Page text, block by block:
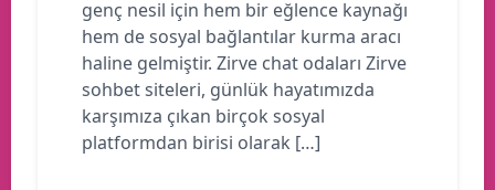
genç nesil için hem bir eğlence kaynağı
hem de sosyal bağlantılar kurma aracı
haline gelmiştir. Zirve chat odaları Zirve
sohbet siteleri, günlük hayatımızda
karşımıza çıkan birçok sosyal
platformdan birisi olarak […]